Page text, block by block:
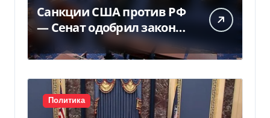
Санкции США против РФ
— Сенат одобрил закон
Грема — Фокус
Политика